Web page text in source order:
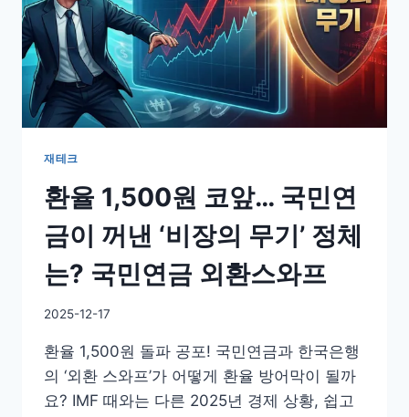
재테크
환율 1,500원 코앞… 국민연
금이 꺼낸 ‘비장의 무기’ 정체
는? 국민연금 외환스와프
By
이
슈
2025-12-17
환율 1,500원 돌파 공포! 국민연금과 한국은행
의 ‘외환 스와프’가 어떻게 환율 방어막이 될까
요? IMF 때와는 다른 2025년 경제 상황, 쉽고